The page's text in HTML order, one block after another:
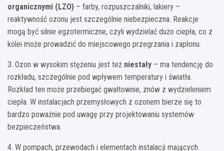
organicznymi (LZO) – farby, rozpuszczalniki, lakiery –
reaktywność ozonu jest szczególnie niebezpieczna. Reakcje
mogą być silnie egzotermiczne, czyli wydzielać dużo ciepła, co z
kolei może prowadzić do miejscowego przegrzania i zapłonu.
3. Ozon w wysokim stężeniu jest też niestały – ma tendencję do
rozkładu, szczególnie pod wpływem temperatury i światła.
Rozkład ten może przebiegać gwałtownie, znów z wydzieleniem
ciepła. W instalacjach przemysłowych z ozonem bierze się to
bardzo poważnie pod uwagę przy projektowaniu systemów
bezpieczeństwa.
4. W pompach, przewodach i elementach instalacji mających